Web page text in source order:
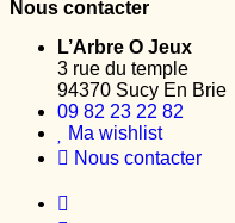
Nous contacter
L’Arbre O Jeux
3 rue du temple
94370 Sucy En Brie
09 82 23 22 82
Ma wishlist
Nous contacter